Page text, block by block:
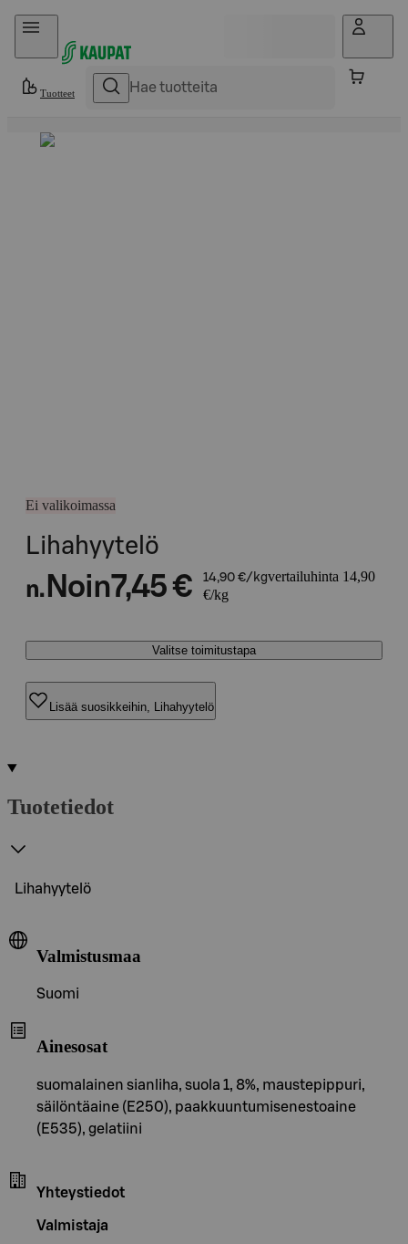
Hyppää sisältöön
Tuotteet
Ei valikoimassa
Lihahyytelö
n. Noin7,45 € 14,90 €/kgvertailuhinta 14,90
€/kg
Valitse toimitustapa
Lisää suosikkeihin, Lihahyytelö
Tuotetiedot
Lihahyytelö
Valmistusmaa
Suomi
Ainesosat
suomalainen sianliha, suola 1, 8%, maustepippuri,
säilöntäaine (E250), paakkuuntumisenestoaine
(E535), gelatiini
Yhteystiedot
Valmistaja